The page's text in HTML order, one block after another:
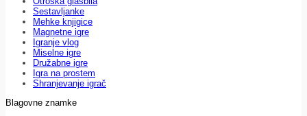
Sestavljanke
Mehke knjigice
Magnetne igre
Igranje vlog
Miselne igre
Družabne igre
Igra na prostem
Shranjevanje igrač
Blagovne znamke